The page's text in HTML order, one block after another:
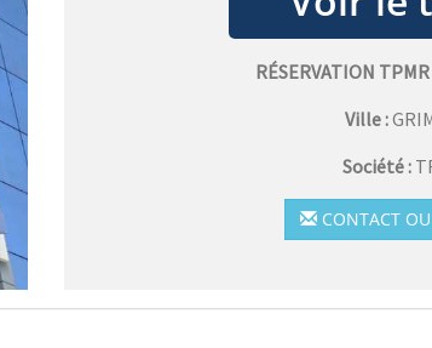
RÉSERVATION
Ville :
Société :
CONTACT